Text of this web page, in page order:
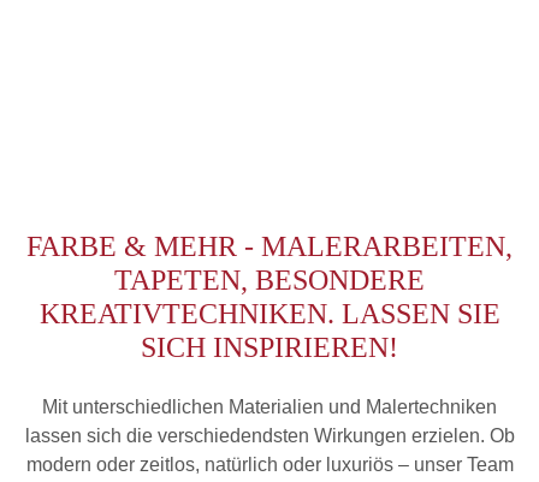
FARBE & MEHR - MALERARBEITEN,
TAPETEN, BESONDERE
KREATIVTECHNIKEN. LASSEN SIE
SICH INSPIRIEREN!
Mit unterschiedlichen Materialien und Malertechniken
lassen sich die verschiedendsten Wirkungen erzielen. Ob
modern oder zeitlos, natürlich oder luxuriös – unser Team